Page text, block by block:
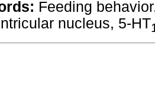
Feeding
nucleus, 5-HT